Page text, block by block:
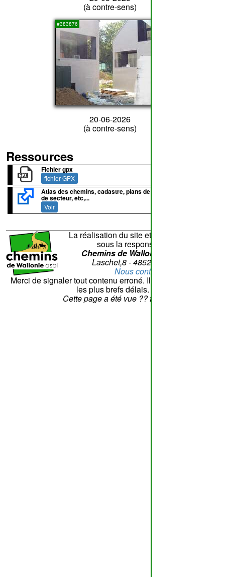
(à contre-sens)
#383876
20-06-2026
(à contre-sens)
Ressources
Fichier gpx
fichier GPX
Atlas des chemins, cadastre, plans de lotissement, plans
de secteur, etc,...
Voir
La réalisation du site et son contenu sont
sous la responsabilité de
Chemins de Wallonie asbl
Laschet,8 - 4852 Hombourg
Nous contacter
Merci de signaler tout contenu erroné. Il sera corrigé dans
les plus brefs délais.
Cette page a été vue ??fois